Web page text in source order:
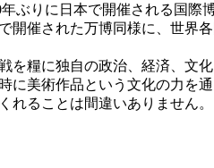
ぶりに日本で開催される国際
催された万博同様に、世界
糧に独自の政治、経済、文
美術作品という文化の力を
ることは間違いありません。